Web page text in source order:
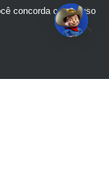
concorda com o uso